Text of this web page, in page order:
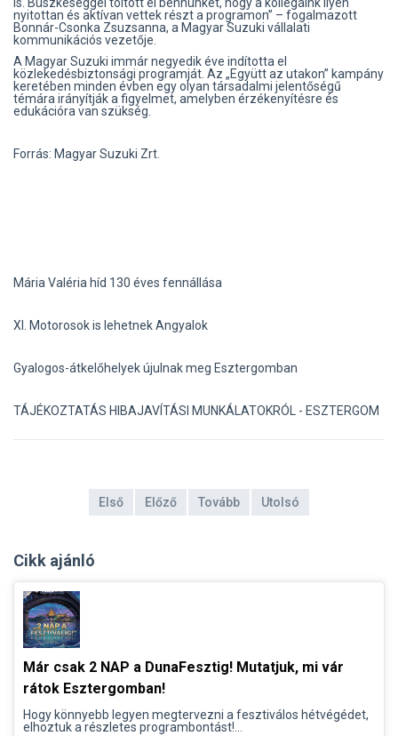
is. Büszkeséggel töltött el bennünket, hogy a kollégáink ilyen
nyitottan és aktívan vettek részt a programon” – fogalmazott
Bonnár-Csonka Zsuzsanna, a Magyar Suzuki vállalati
kommunikációs vezetője.
A Magyar Suzuki immár negyedik éve indította el
közlekedésbiztonsági programját. Az „Együtt az utakon” kampány
keretében minden évben egy olyan társadalmi jelentőségű
témára irányítják a figyelmet, amelyben érzékenyítésre és
edukációra van szükség.
Forrás: Magyar Suzuki Zrt.
Mária Valéria híd 130 éves fennállása
XI. Motorosok is lehetnek Angyalok
Gyalogos-átkelőhelyek újulnak meg Esztergomban
TÁJÉKOZTATÁS HIBAJAVÍTÁSI MUNKÁLATOKRÓL - ESZTERGOM
Első Előző Tovább Utolsó
Cikk ajánló
Már csak 2 NAP a DunaFesztig! Mutatjuk, mi vár
rátok Esztergomban!
Hogy könnyebb legyen megtervezni a fesztiválos hétvégédet,
elhoztuk a részletes programbontást!...